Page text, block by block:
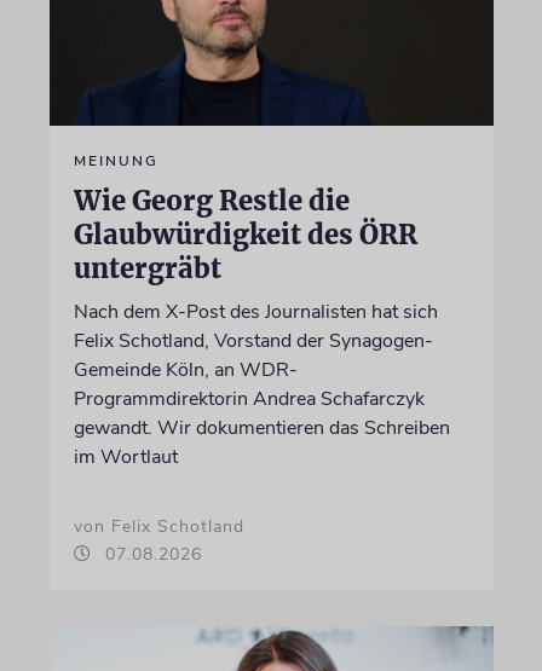
MEINUNG
Wie Georg Restle die
Glaubwürdigkeit des ÖRR
untergräbt
Nach dem X-Post des Journalisten hat sich
Felix Schotland, Vorstand der Synagogen-
Gemeinde Köln, an WDR-
Programmdirektorin Andrea Schafarczyk
gewandt. Wir dokumentieren das Schreiben
im Wortlaut
von Felix Schotland
07.08.2026